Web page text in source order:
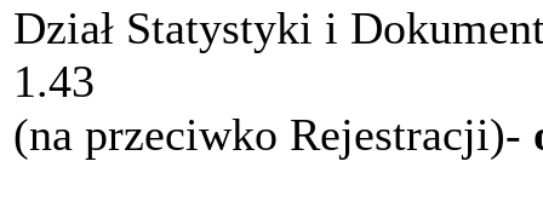
Dział Statystyki i
1.43
(na przeciwko Rejestracji)-